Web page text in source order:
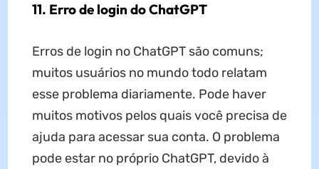
11. Erro de login do ChatGPT
Erros de login no ChatGPT são comuns;
muitos usuários no mundo todo relatam
esse problema diariamente. Pode haver
muitos motivos pelos quais você precisa de
ajuda para acessar sua conta. O problema
pode estar no próprio ChatGPT, devido à